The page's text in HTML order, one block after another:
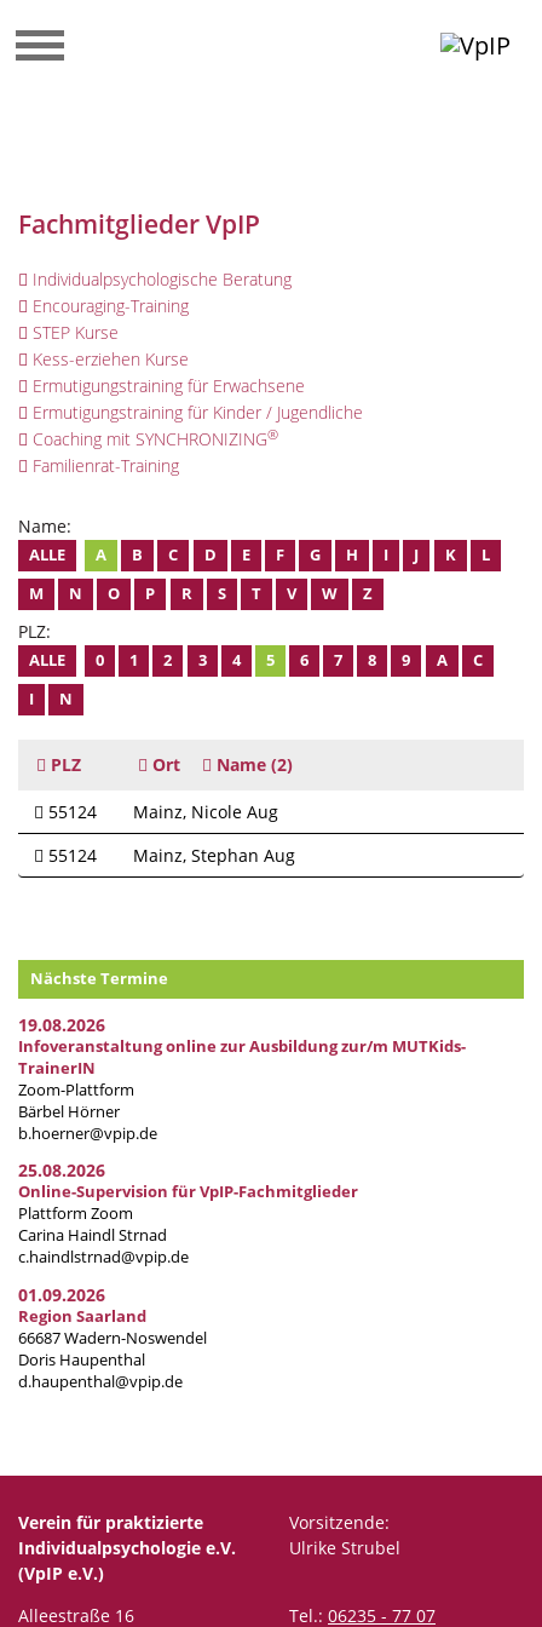
Fachmitglieder VpIP
Individualpsychologische Beratung
Encouraging-Training
STEP Kurse
Kess-erziehen Kurse
Ermutigungstraining für Erwachsene
Ermutigungstraining für Kinder / Jugendliche
Coaching mit SYNCHRONIZING®
Familienrat-Training
Name:
ALLE A B C D E F G H I J K
L
M
N O P R S T V W Z
PLZ:
ALLE 0 1 2 3 4 5 6 7 8 9 A
C
I
N
PLZ Ort Name (2)
55124 Mainz Nicole Aug
55124
Mainz Stephan Aug
Nächste Termine
19.08.2026
Infoveranstaltung online zur Ausbildung zur/m MUTKids-
TrainerIN
Zoom-Plattform
Bärbel Hörner
b.hoerner@vpip.de
25.08.2026
Online-Supervision für VpIP-Fachmitglieder
Plattform Zoom
Carina Haindl Strnad
c.haindlstrnad@vpip.de
01.09.2026
Region Saarland
66687 Wadern-Noswendel
Doris Haupenthal
d.haupenthal@vpip.de
Verein für praktizierte
Individualpsychologie e.V.
(VpIP e.V.)
Vorsitzende:
Ulrike Strubel
Alleestraße 16 Tel.: 06235 - 77 07